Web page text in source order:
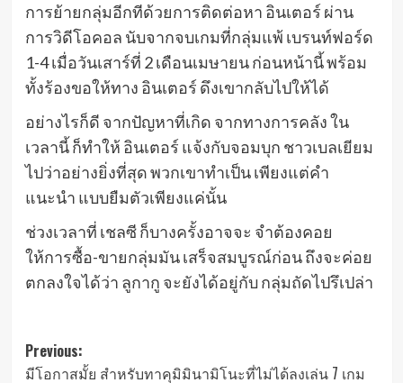
การย้ายกลุ่มอีกทีด้วยการติดต่อหา อินเตอร์ ผ่าน
การวิดีโอคอล นับจากจบเกมที่กลุ่มแพ้ เบรนท์ฟอร์ด
1-4 เมื่อวันเสาร์ที่ 2 เดือนเมษายน ก่อนหน้านี้ พร้อม
ทั้งร้องขอให้ทาง อินเตอร์ ดึงเขากลับไปให้ได้
อย่างไรก็ดี จากปัญหาที่เกิด จากทางการคลัง ใน
เวลานี้ ก็ทำให้ อินเตอร์ แจ้งกับจอมบุก ชาวเบลเยียม
ไปว่าอย่างยิ่งที่สุด พวกเขาทำเป็น เพียงแต่คำ
แนะนำ แบบยืมตัวเพียงแค่นั้น
ช่วงเวลาที่ เชลซี ก็บางครั้งอาจจะ จำต้องคอย
ให้การซื้อ-ขายกลุ่มมัน เสร็จสมบูรณ์ก่อน ถึงจะค่อย
ตกลงใจได้ว่า ลูกากู จะยังได้อยู่กับ กลุ่มถัดไปรึเปล่า
Post
Previous:
มีโอกาสมั้ย สำหรับทาคุมิมินามิโนะที่ไม่ได้ลงเล่น 7 เกม